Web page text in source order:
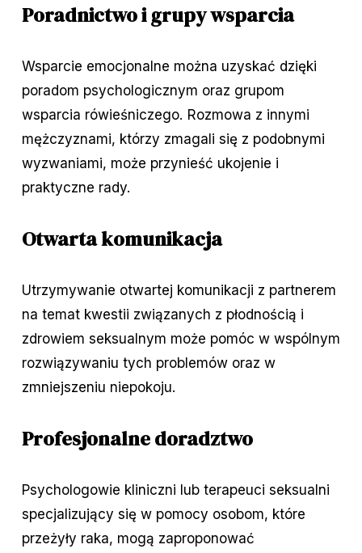
Poradnictwo i grupy wsparcia
Wsparcie emocjonalne można uzyskać dzięki
poradom psychologicznym oraz grupom
wsparcia rówieśniczego. Rozmowa z innymi
mężczyznami, którzy zmagali się z podobnymi
wyzwaniami, może przynieść ukojenie i
praktyczne rady.
Otwarta komunikacja
Utrzymywanie otwartej komunikacji z partnerem
na temat kwestii związanych z płodnością i
zdrowiem seksualnym może pomóc w wspólnym
rozwiązywaniu tych problemów oraz w
zmniejszeniu niepokoju.
Profesjonalne doradztwo
Psychologowie kliniczni lub terapeuci seksualni
specjalizujący się w pomocy osobom, które
przeżyły raka, mogą zaproponować